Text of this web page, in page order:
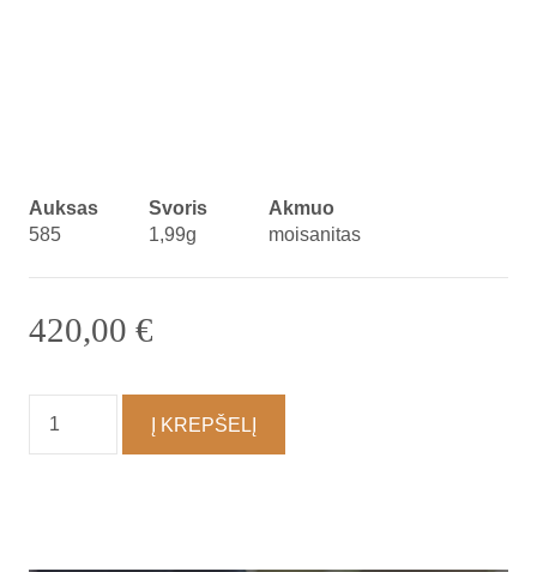
Auksas
585
Svoris
1,99g
Akmuo
moisanitas
420,00 €
kiekis:
Auskarai
Į KREPŠELĮ